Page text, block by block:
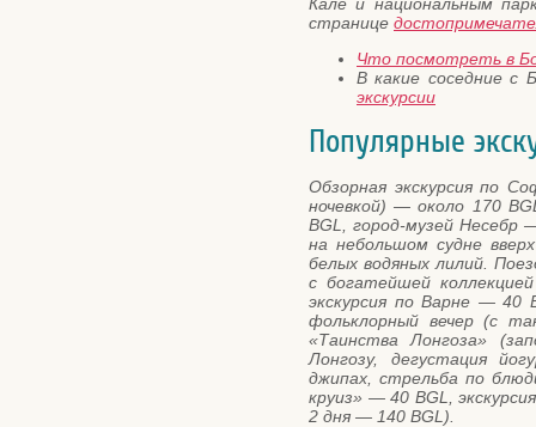
странице
Что посмотреть в
В какие соседние с
экскурсии
Популярные
Обзорная экскурсия по
ночевкой) — около 170
BGL, город-музей Несебр
на небольшом судне
белых водяных лилий.
с богатейшей
экскурсия по Варне — 40
фольклорный вечер (с
«Таинства Лонгоза»
Лонгозу, дегустация
джипах, стрельба по
круиз» — 40 BGL,
2 дня — 140 BGL).